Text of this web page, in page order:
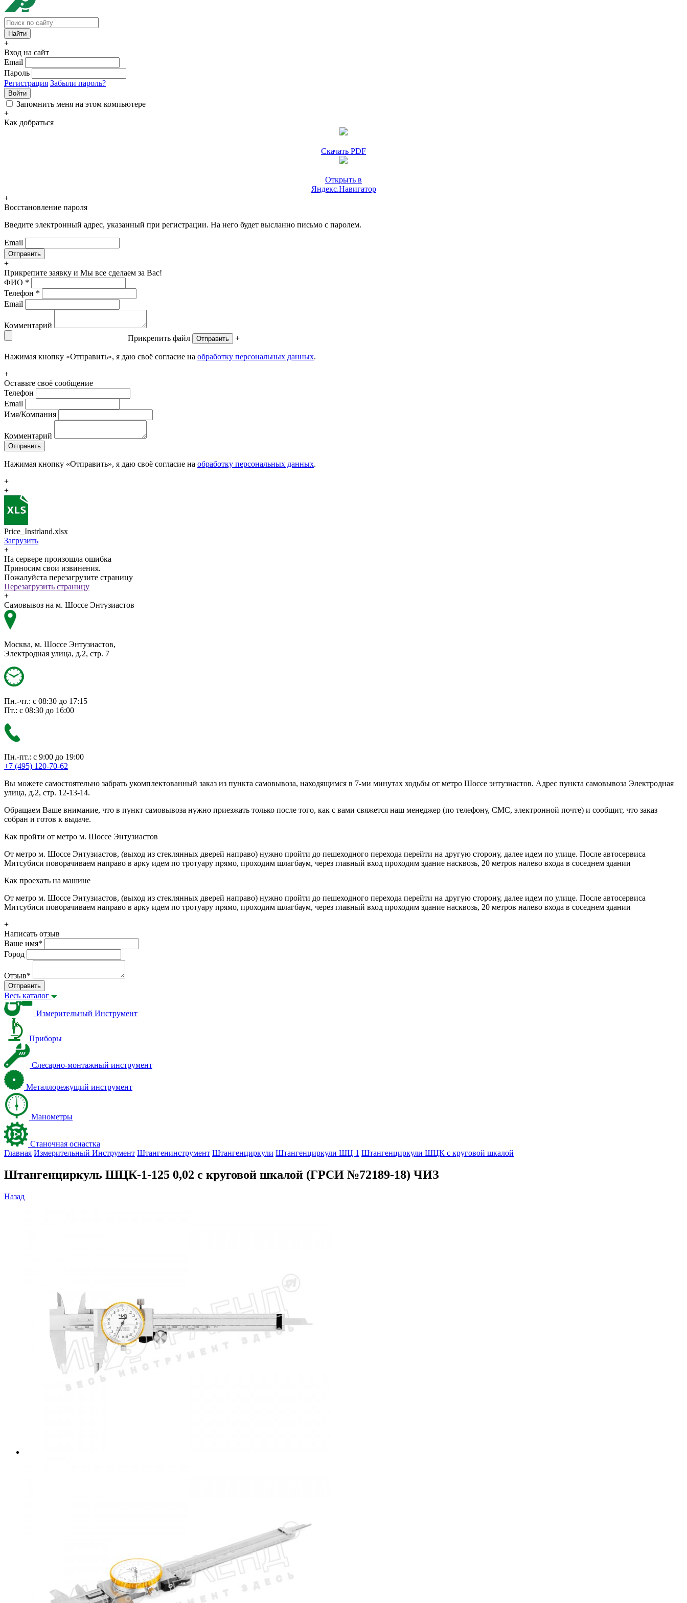
+
Вход на сайт
Email
Пароль
Регистрация Забыли пароль?
Войти
Запомнить меня на этом компьютере
+
Как добраться
Скачать PDF
Открыть в
Яндекс.Навигатор
+
Восстановление пароля
Введите электронный адрес, указанный при регистрации. На него будет высланно письмо с паролем.
Email
+
Прикрепите заявку и Мы все сделаем за Вас!
ФИО *
Телефон *
Email
Комментарий
Прикрепить файл
Отправить +
Нажимая кнопку «Отправить», я даю своё согласие на обработку персональных данных.
+
Оставьте своё сообщение
Телефон
Email
Имя/Компания
Комментарий
Отправить
Нажимая кнопку «Отправить», я даю своё согласие на обработку персональных данных.
+
+
Price_Instrland.xlsx
Загрузить
+
На сервере произошла ошибка
Приносим свои извинения.
Пожалуйста перезагрузите страницу
Перезагрузить страницу
+
Самовывоз на м. Шоссе Энтузиастов
Москва, м. Шоссе Энтузиастов,
Электродная улица, д.2, стр. 7
Пн.-чт.: с 08:30 до 17:15
Пт.: с 08:30 до 16:00
Пн.-пт.: с 9:00 до 19:00
+7 (495) 120-70-62
Вы можете самостоятельно забрать укомплектованный заказ из пункта самовывоза, находящимся в 7-ми минутах ходьбы от метро Шоссе энтузиастов. Адрес пункта самовывоза Электродная
улица, д.2, стр. 12-13-14.
Обращаем Ваше внимание, что в пункт самовывоза нужно приезжать только после того, как с вами свяжется наш менеджер (по телефону, СМС, электронной почте) и сообщит, что заказ
собран и готов к выдаче.
Как пройти от метро м. Шоссе Энтузиастов
От метро м. Шоссе Энтузиастов, (выход из стеклянных дверей направо) нужно пройти до пешеходного перехода перейти на другую сторону, далее идем по улице. После автосервиса
Митсубиси поворачиваем направо в арку идем по тротуару прямо, проходим шлагбаум, через главный вход проходим здание насквозь, 20 метров налево входа в соседнем здании
Как проехать на машине
От метро м. Шоссе Энтузиастов, (выход из стеклянных дверей направо) нужно пройти до пешеходного перехода перейти на другую сторону, далее идем по улице. После автосервиса
Митсубиси поворачиваем направо в арку идем по тротуару прямо, проходим шлагбаум, через главный вход проходим здание насквозь, 20 метров налево входа в соседнем здании
+
Написать отзыв
Ваше имя*
Город
Отзыв*
Отправить
Весь каталог
Измерительный Инструмент
Приборы
Слесарно-монтажный инструмент
Металлорежущий инструмент
Манометры
Станочная оснастка
Главная Измерительный Инструмент Штангенинструмент Штангенциркули Штангенциркули ШЦ 1 Штангенциркули ШЦК с круговой шкалой
Штангенциркуль ШЦК-1-125 0,02 с круговой шкалой (ГРСИ №72189-18) ЧИЗ
Назад